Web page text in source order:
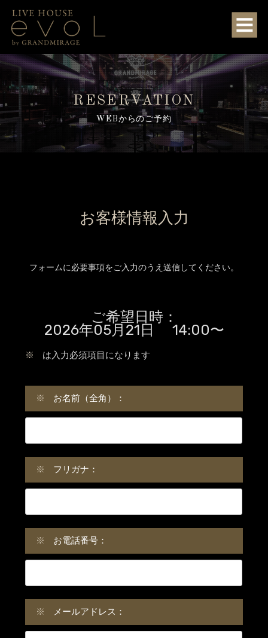
RESERVATION
WEBからのご予約
お客様情報入力
フォームに必要事項をご入力のうえ送信してください。
ご希望日時：
2026年05月21日 14:00〜
※ は入力必須項目になります
※ お名前（全角）：
※ フリガナ：
※ お電話番号：
※ メールアドレス：